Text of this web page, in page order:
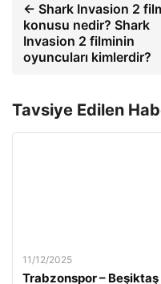
← Shark Invasion 2
konusu nedir? Shark
Invasion 2 filminin
oyuncuları kimlerdir?
Tavsiye Edilen
11/12/2025
Trabzonspor –